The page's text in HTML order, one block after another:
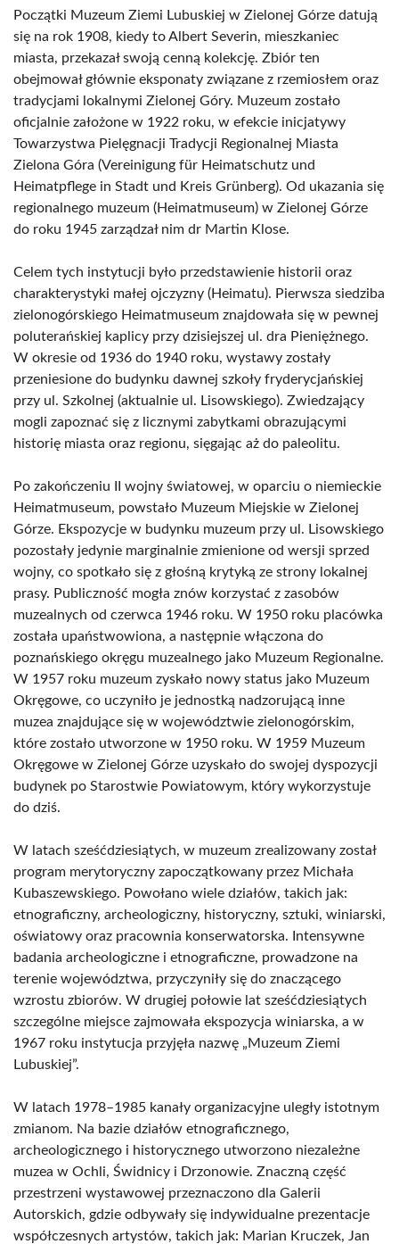
Początki Muzeum Ziemi Lubuskiej w Zielonej Górze datują
się na rok 1908, kiedy to Albert Severin, mieszkaniec
miasta, przekazał swoją cenną kolekcję. Zbiór ten
obejmował głównie eksponaty związane z rzemiosłem oraz
tradycjami lokalnymi Zielonej Góry. Muzeum zostało
oficjalnie założone w 1922 roku, w efekcie inicjatywy
Towarzystwa Pielęgnacji Tradycji Regionalnej Miasta
Zielona Góra (Vereinigung für Heimatschutz und
Heimatpflege in Stadt und Kreis Grünberg). Od ukazania się
regionalnego muzeum (Heimatmuseum) w Zielonej Górze
do roku 1945 zarządzał nim dr Martin Klose.
Celem tych instytucji było przedstawienie historii oraz
charakterystyki małej ojczyzny (Heimatu). Pierwsza siedziba
zielonogórskiego Heimatmuseum znajdowała się w pewnej
poluterańskiej kaplicy przy dzisiejszej ul. dra Pieniężnego.
W okresie od 1936 do 1940 roku, wystawy zostały
przeniesione do budynku dawnej szkoły fryderycjańskiej
przy ul. Szkolnej (aktualnie ul. Lisowskiego). Zwiedzający
mogli zapoznać się z licznymi zabytkami obrazującymi
historię miasta oraz regionu, sięgając aż do paleolitu.
Po zakończeniu II wojny światowej, w oparciu o niemieckie
Heimatmuseum, powstało Muzeum Miejskie w Zielonej
Górze. Ekspozycje w budynku muzeum przy ul. Lisowskiego
pozostały jedynie marginalnie zmienione od wersji sprzed
wojny, co spotkało się z głośną krytyką ze strony lokalnej
prasy. Publiczność mogła znów korzystać z zasobów
muzealnych od czerwca 1946 roku. W 1950 roku placówka
została upaństwowiona, a następnie włączona do
poznańskiego okręgu muzealnego jako Muzeum Regionalne.
W 1957 roku muzeum zyskało nowy status jako Muzeum
Okręgowe, co uczyniło je jednostką nadzorującą inne
muzea znajdujące się w województwie zielonogórskim,
które zostało utworzone w 1950 roku. W 1959 Muzeum
Okręgowe w Zielonej Górze uzyskało do swojej dyspozycji
budynek po Starostwie Powiatowym, który wykorzystuje
do dziś.
W latach sześćdziesiątych, w muzeum zrealizowany został
program merytoryczny zapoczątkowany przez Michała
Kubaszewskiego. Powołano wiele działów, takich jak:
etnograficzny, archeologiczny, historyczny, sztuki, winiarski,
oświatowy oraz pracownia konserwatorska. Intensywne
badania archeologiczne i etnograficzne, prowadzone na
terenie województwa, przyczyniły się do znaczącego
wzrostu zbiorów. W drugiej połowie lat sześćdziesiątych
szczególne miejsce zajmowała ekspozycja winiarska, a w
1967 roku instytucja przyjęła nazwę „Muzeum Ziemi
Lubuskiej”.
W latach 1978–1985 kanały organizacyjne uległy istotnym
zmianom. Na bazie działów etnograficznego,
archeologicznego i historycznego utworzono niezależne
muzea w Ochli, Świdnicy i Drzonowie. Znaczną część
przestrzeni wystawowej przeznaczono dla Galerii
Autorskich, gdzie odbywały się indywidualne prezentacje
współczesnych artystów, takich jak: Marian Kruczek, Jan